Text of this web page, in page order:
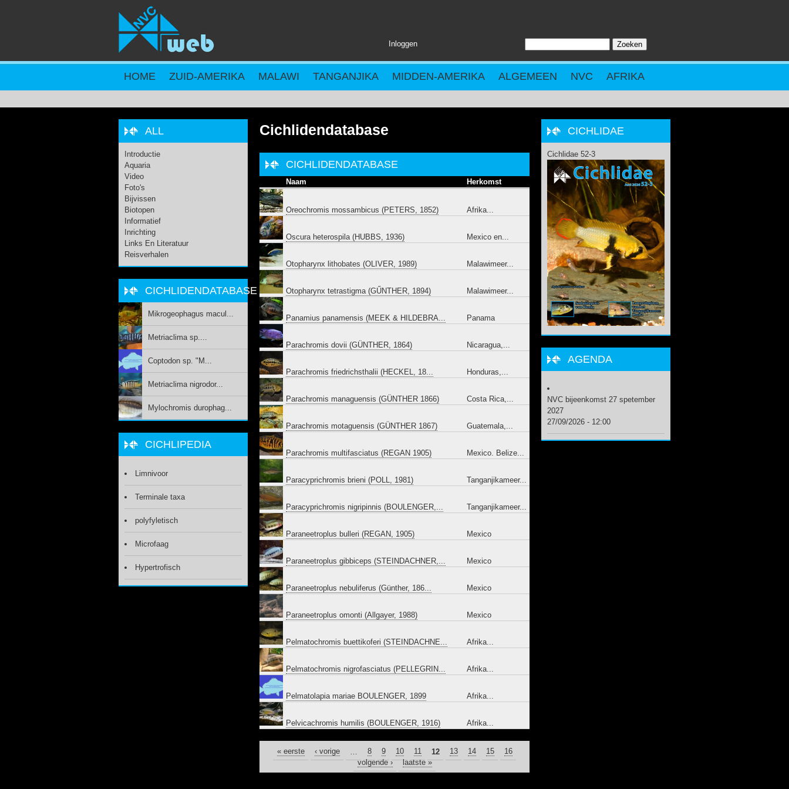
Inloggen
ZOEKVELD
HOME ZUID-AMERIKA MALAWI TANGANJIKA MIDDEN-AMERIKA ALGEMEEN NVC AFRIKA
Cichlidendatabase
CICHLIDENDATABASE
Naam Herkomst
Oreochromis mossambicus (PETERS, 1852) Afrika...
Oscura heterospila (HUBBS, 1936) Mexico en...
Otopharynx lithobates (OLIVER, 1989) Malawimeer...
Otopharynx tetrastigma (GŰNTHER, 1894) Malawimeer...
Panamius panamensis (MEEK & HILDEBRA... Panama
Parachromis dovii (GÜNTHER, 1864) Nicaragua,...
Parachromis friedrichsthalii (HECKEL, 18... Honduras,...
Parachromis managuensis (GÜNTHER 1866) Costa Rica,...
Parachromis motaguensis (GÜNTHER 1867) Guatemala,...
Parachromis multifasciatus (REGAN 1905) Mexico. Belize...
Paracyprichromis brieni (POLL, 1981) Tanganjikameer...
Paracyprichromis nigripinnis (BOULENGER,... Tanganjikameer...
Paraneetroplus bulleri (REGAN, 1905) Mexico
Paraneetroplus gibbiceps (STEINDACHNER,... Mexico
Paraneetroplus nebuliferus (Günther, 186... Mexico
Paraneetroplus omonti (Allgayer, 1988) Mexico
Pelmatochromis buettikoferi (STEINDACHNE... Afrika...
Pelmatochromis nigrofasciatus (PELLEGRIN... Afrika...
Pelmatolapia mariae BOULENGER, 1899 Afrika...
Pelvicachromis humilis (BOULENGER, 1916) Afrika...
PAGINA'S
« eerste ‹ vorige 8 9 10 11 12 13 14 15
16
volgende ›
laatste »
ALL
Introductie
Aquaria
Video
Foto's
Bijvissen
Biotopen
Informatief
Inrichting
Links En Literatuur
Reisverhalen
CICHLIDENDATABASE
Mikrogeophagus macul...
Metriaclima sp....
Coptodon sp. "M...
Metriaclima nigrodor...
Mylochromis durophag...
CICHLIPEDIA
Limnivoor
Terminale taxa
polyfyletisch
Microfaag
Hypertrofisch
CICHLIDAE
Cichlidae 52-3
AGENDA
NVC bijeenkomst 27 spetember
2027
27/09/2026 - 12:00